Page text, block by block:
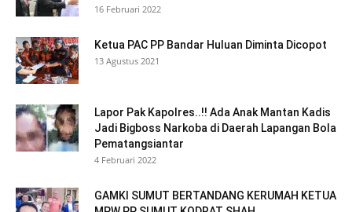
16 Februari 2022
Ketua PAC PP Bandar Huluan Diminta Dicopot
13 Agustus 2021
Lapor Pak Kapolres..!! Ada Anak Mantan Kadis
Jadi Bigboss Narkoba di Daerah Lapangan Bola
Pematangsiantar
4 Februari 2022
GAMKI SUMUT BERTANDANG KERUMAH KETUA